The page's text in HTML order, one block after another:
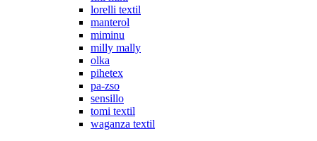
lorelli textil
manterol
miminu
milly mally
olka
pihetex
pa-zso
sensillo
tomi textil
waganza textil